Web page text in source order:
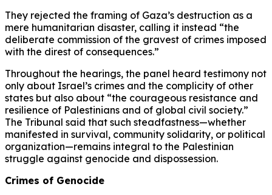
They rejected the framing of Gaza’s destruction as a
mere humanitarian disaster, calling it instead “the
deliberate commission of the gravest of crimes imposed
with the direst of consequences.”
Throughout the hearings, the panel heard testimony not
only about Israel’s crimes and the complicity of other
states but also about “the courageous resistance and
resilience of Palestinians and of global civil society.”
The Tribunal said that such steadfastness—whether
manifested in survival, community solidarity, or political
organization—remains integral to the Palestinian
struggle against genocide and dispossession.
Crimes of Genocide